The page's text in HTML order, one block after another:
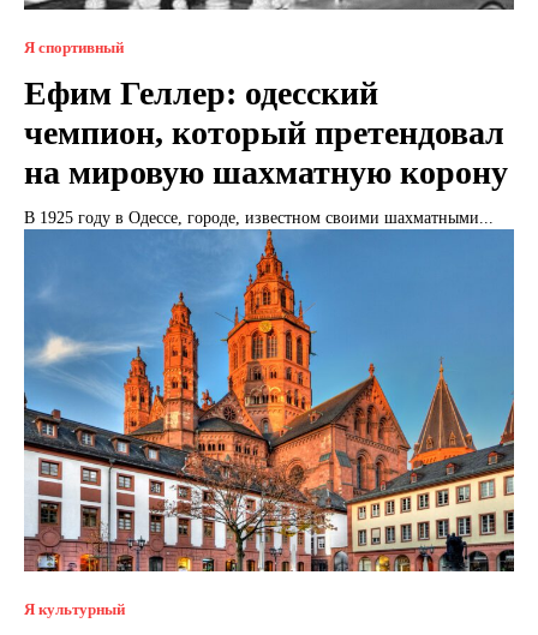
Я спортивный
Ефим Геллер: одесский
чемпион, который претендовал
на мировую шахматную корону
В 1925 году в Одессе, городе, известном своими шахматными...
Я культурный